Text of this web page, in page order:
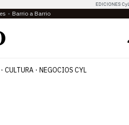
EDICIONES CyL
Barrio a Barrio
CULTURA NEGOCIOS CYL